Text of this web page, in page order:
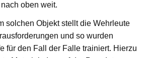
oben weit.
solchen Objekt stellt die Wehrleute
und so wurden
für den Fall der Falle trainiert. Hierzu